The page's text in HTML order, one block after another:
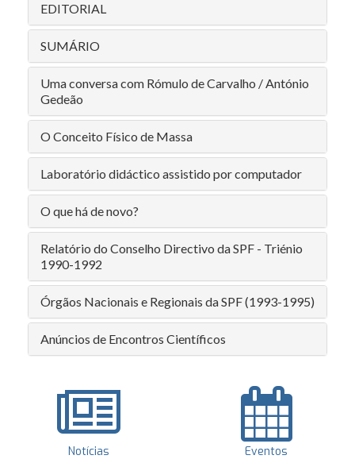
EDITORIAL
SUMÁRIO
Uma conversa com Rómulo de Carvalho / António
Gedeão
O Conceito Físico de Massa
Laboratório didáctico assistido por computador
O que há de novo?
Relatório do Conselho Directivo da SPF - Triénio
1990-1992
Órgãos Nacionais e Regionais da SPF (1993-1995)
Anúncios de Encontros Científicos
Notícias Eventos